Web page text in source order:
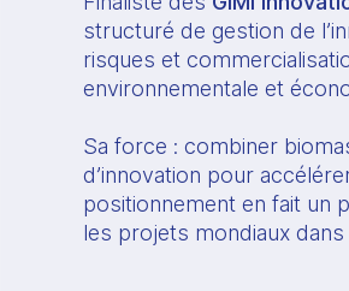
structuré de gestion de
risques et
environnementale et
Sa force : combiner
d’innovation pour
positionnement en fait un
les projets mondiaux